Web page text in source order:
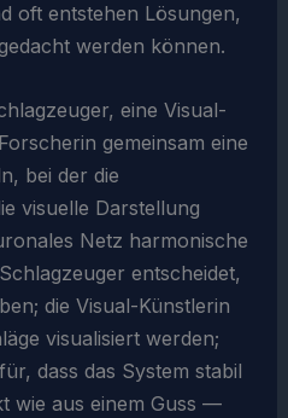
oft entstehen Lösungen,
werden können.
eine Visual-
gemeinsam eine
bei der die
visuelle Darstellung
Netz harmonische
entscheidet,
die Visual-Künstlerin
visualisiert werden;
dass das System stabil
wie aus einem Guss —